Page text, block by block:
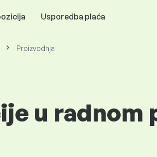
Usporedba plaća
Proizvodnja
u radnom